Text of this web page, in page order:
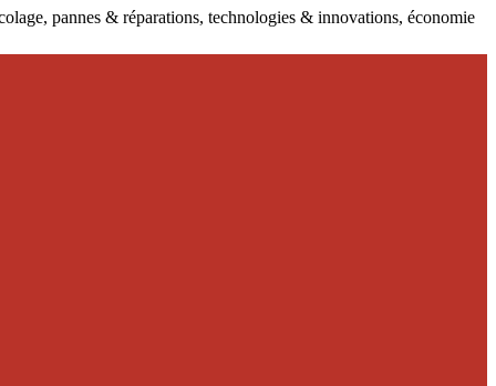
pannes & réparations, technologies & innovations, économie